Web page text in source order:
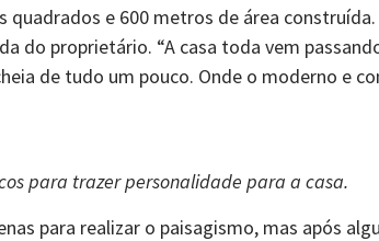
quadrados e 600 metros de área
do proprietário. “A casa toda vem
de tudo um pouco. Onde o moderno e
para trazer personalidade para a casa.
para realizar o paisagismo, mas após